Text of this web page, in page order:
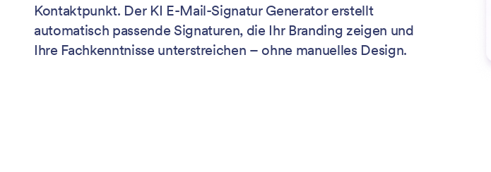
Kontaktpunkt. Der KI E-Mail-Signatur Generator erstellt
automatisch passende Signaturen, die Ihr Branding zeigen und
Ihre Fachkenntnisse unterstreichen – ohne manuelles Design.